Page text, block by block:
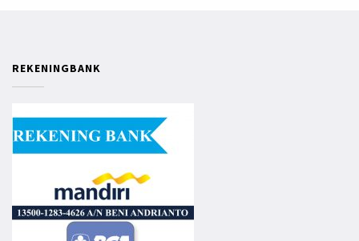
REKENINGBANK